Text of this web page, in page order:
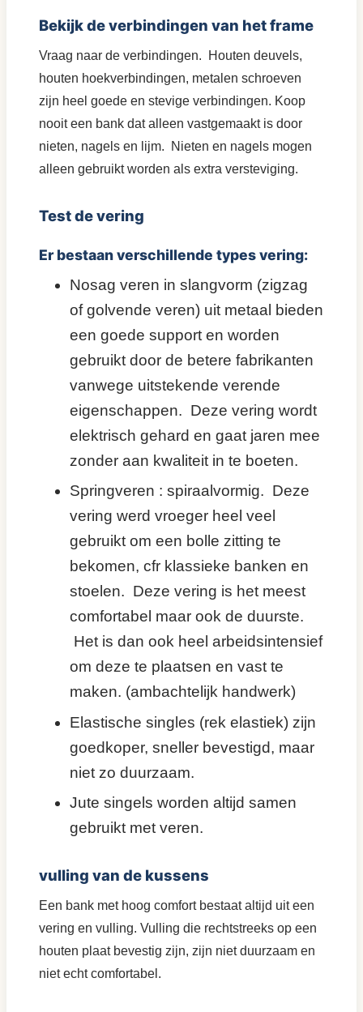
Bekijk de verbindingen van het frame
Vraag naar de verbindingen. Houten deuvels,
houten hoekverbindingen, metalen schroeven
zijn heel goede en stevige verbindingen. Koop
nooit een bank dat alleen vastgemaakt is door
nieten, nagels en lijm. Nieten en nagels mogen
alleen gebruikt worden als extra versteviging.
Test de vering
Er bestaan verschillende types vering:
Nosag veren in slangvorm (zigzag
of golvende veren) uit metaal bieden
een goede support en worden
gebruikt door de betere fabrikanten
vanwege uitstekende verende
eigenschappen. Deze vering wordt
elektrisch gehard en gaat jaren mee
zonder aan kwaliteit in te boeten.
Springveren : spiraalvormig. Deze
vering werd vroeger heel veel
gebruikt om een bolle zitting te
bekomen, cfr klassieke banken en
stoelen. Deze vering is het meest
comfortabel maar ook de duurste.
Het is dan ook heel arbeidsintensief
om deze te plaatsen en vast te
maken. (ambachtelijk handwerk)
Elastische singles (rek elastiek) zijn
goedkoper, sneller bevestigd, maar
niet zo duurzaam.
Jute singels worden altijd samen
gebruikt met veren.
vulling van de kussens
Een bank met hoog comfort bestaat altijd uit een
vering en vulling. Vulling die rechtstreeks op een
houten plaat bevestig zijn, zijn niet duurzaam en
niet echt comfortabel.